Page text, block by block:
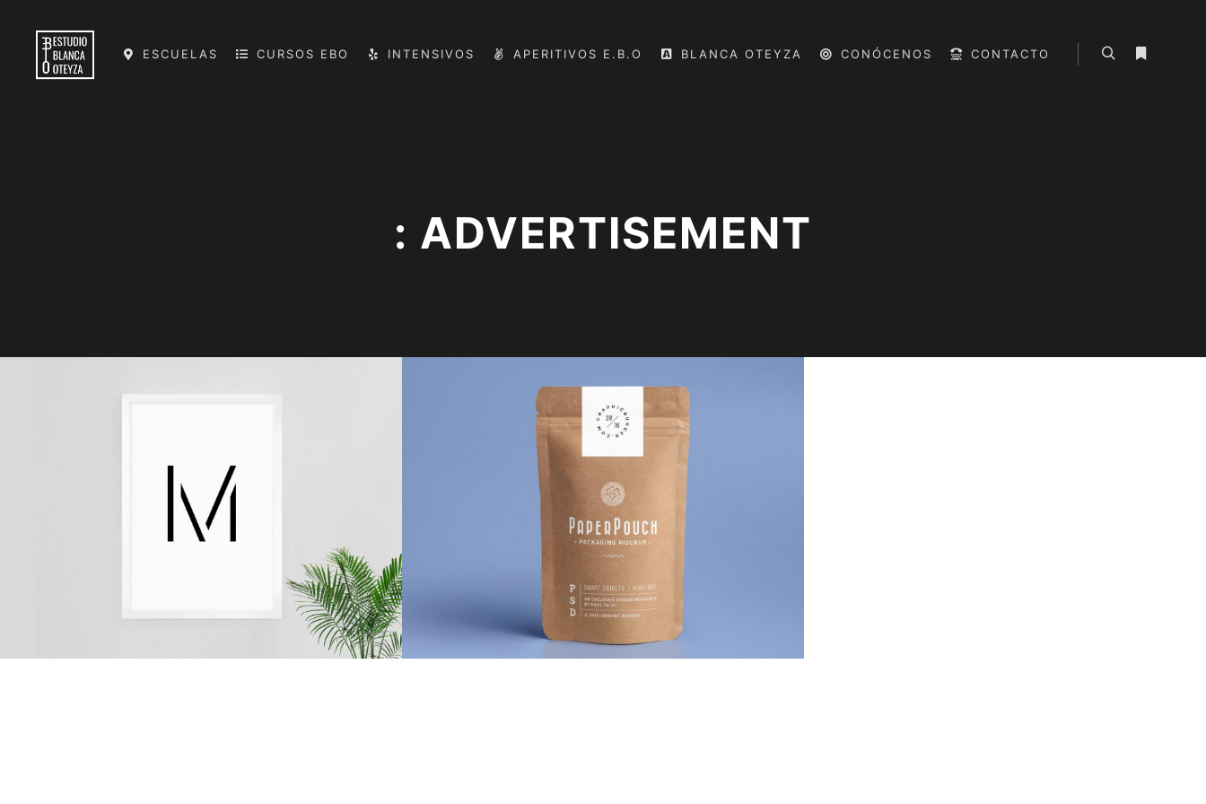
ESCUELAS CURSOS EBO INTENSIVOS APERITIVOS E.B.O BLANCA OTEYZA CONÓCENOS CONTACTO
: ADVERTISEMENT